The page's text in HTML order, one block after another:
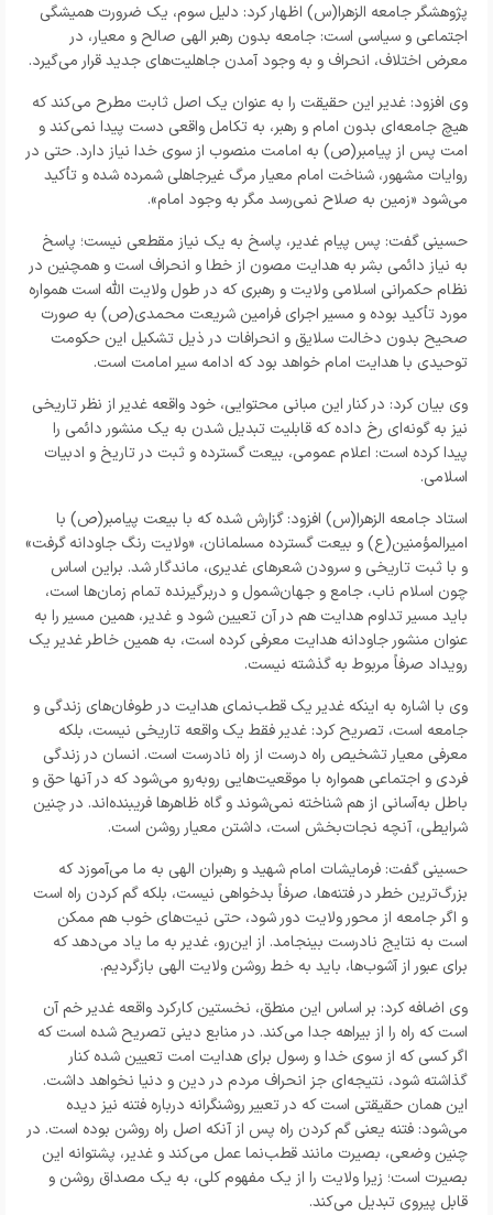
پژوهشگر جامعه الزهرا(س) اظهار کرد: دلیل سوم، یک ضرورت همیشگی
اجتماعی و سیاسی است: جامعه بدون رهبر الهی صالح و معیار، در
معرض اختلاف، انحراف و به وجود آمدن جاهلیت‌های جدید قرار می‌گیرد.
وی افزود: غدیر این حقیقت را به عنوان یک اصل ثابت مطرح می‌کند که
هیچ جامعه‌ای بدون امام و رهبر، به تکامل واقعی دست پیدا نمی‌کند و
امت پس از پیامبر(ص) به امامت منصوب از سوی خدا نیاز دارد. حتی در
روایات مشهور، شناخت امام معیار مرگ غیرجاهلی شمرده شده و تأکید
می‌شود «زمین به صلاح نمی‌رسد مگر به وجود امام».
حسینی گفت: پس پیام غدیر، پاسخ به یک نیاز مقطعی نیست؛ پاسخ
به نیاز دائمی بشر به هدایت مصون از خطا و انحراف است و همچنین در
نظام حکمرانی اسلامی ولایت و رهبری که در طول ولایت الله است همواره
مورد تأکید بوده و مسیر اجرای فرامین شریعت محمدی(ص) به صورت
صحیح بدون دخالت سلایق و انحرافات در ذیل تشکیل این حکومت
توحیدی با هدایت امام خواهد بود که ادامه سیر امامت است.
وی بیان کرد: در کنار این مبانی محتوایی، خود واقعه غدیر از نظر تاریخی
نیز به گونه‌ای رخ داده که قابلیت تبدیل شدن به یک منشور دائمی را
پیدا کرده است: اعلام عمومی، بیعت گسترده و ثبت در تاریخ و ادبیات
اسلامی.
استاد جامعه الزهرا(س) افزود: گزارش شده که با بیعت پیامبر(ص) با
امیرالمؤمنین(ع) و بیعت گسترده مسلمانان، «ولایت رنگ جاودانه گرفت»
و با ثبت تاریخی و سرودن شعرهای غدیری، ماندگار شد. براین اساس
چون اسلام ناب، جامع و جهان‌شمول و دربرگیرنده تمام زمان‌ها است،
باید مسیر تداوم هدایت هم در آن تعیین شود و غدیر، همین مسیر را به
عنوان منشور جاودانه هدایت معرفی کرده است، به همین خاطر غدیر یک
رویداد صرفاً مربوط به گذشته نیست.
وی با اشاره به اینکه غدیر یک قطب‌نمای هدایت در طوفان‌های زندگی و
جامعه است، تصریح کرد: غدیر فقط یک واقعه تاریخی نیست، بلکه
معرفی معیار تشخیص راه درست از راه نادرست است. انسان در زندگی
فردی و اجتماعی همواره با موقعیت‌هایی روبه‌رو می‌شود که در آنها حق و
باطل به‌آسانی از هم شناخته نمی‌شوند و گاه ظاهرها فریبنده‌اند. در چنین
شرایطی، آنچه نجات‌بخش است، داشتن معیار روشن است.
حسینی گفت: فرمایشات امام شهید و رهبران الهی به ما می‌آموزد که
بزرگ‌ترین خطر در فتنه‌ها، صرفاً بدخواهی نیست، بلکه گم کردن راه است
و اگر جامعه از محور ولایت دور شود، حتی نیت‌های خوب هم ممکن
است به نتایج نادرست بینجامد. از این‌رو، غدیر به ما یاد می‌دهد که
برای عبور از آشوب‌ها، باید به خط روشن ولایت الهی بازگردیم.
وی اضافه کرد: بر اساس این منطق، نخستین کارکرد واقعه غدیر خم آن
است که راه را از بیراهه جدا می‌کند. در منابع دینی تصریح شده است که
اگر کسی که از سوی خدا و رسول برای هدایت امت تعیین شده کنار
گذاشته شود، نتیجه‌ای جز انحراف مردم در دین و دنیا نخواهد داشت.
این همان حقیقتی است که در تعبیر روشنگرانه درباره فتنه نیز دیده
می‌شود: فتنه یعنی گم کردن راه پس از آنکه اصل راه روشن بوده است. در
چنین وضعی، بصیرت مانند قطب‌نما عمل می‌کند و غدیر، پشتوانه این
بصیرت است؛ زیرا ولایت را از یک مفهوم کلی، به یک مصداق روشن و
قابل پیروی تبدیل می‌کند.